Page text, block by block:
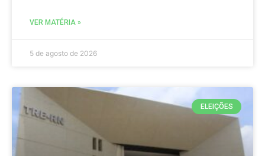
VER MATÉRIA »
5 de agosto de 2026
ELEIÇÕES